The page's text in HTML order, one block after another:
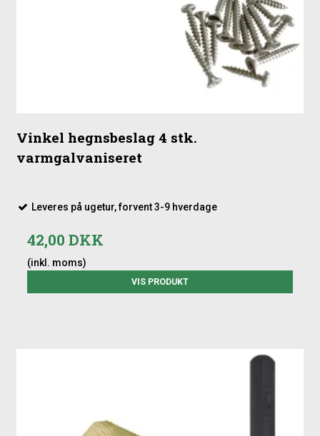
Vinkel hegnsbeslag 4 stk.
varmgalvaniseret
Leveres på ugetur, forvent 3-9 hverdage
42,00 DKK
(inkl. moms)
VIS PRODUKT